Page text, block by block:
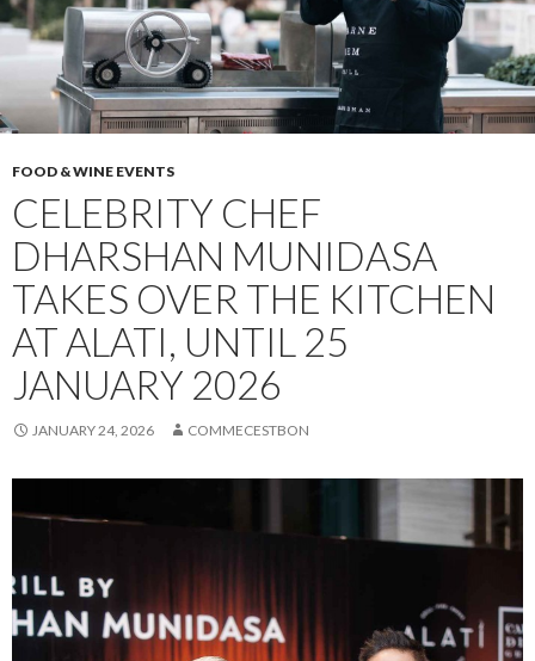
FOOD & WINE EVENTS
CELEBRITY CHEF
DHARSHAN MUNIDASA
TAKES OVER THE KITCHEN
AT ALATI, UNTIL 25
JANUARY 2026
JANUARY 24, 2026 COMMECESTBON